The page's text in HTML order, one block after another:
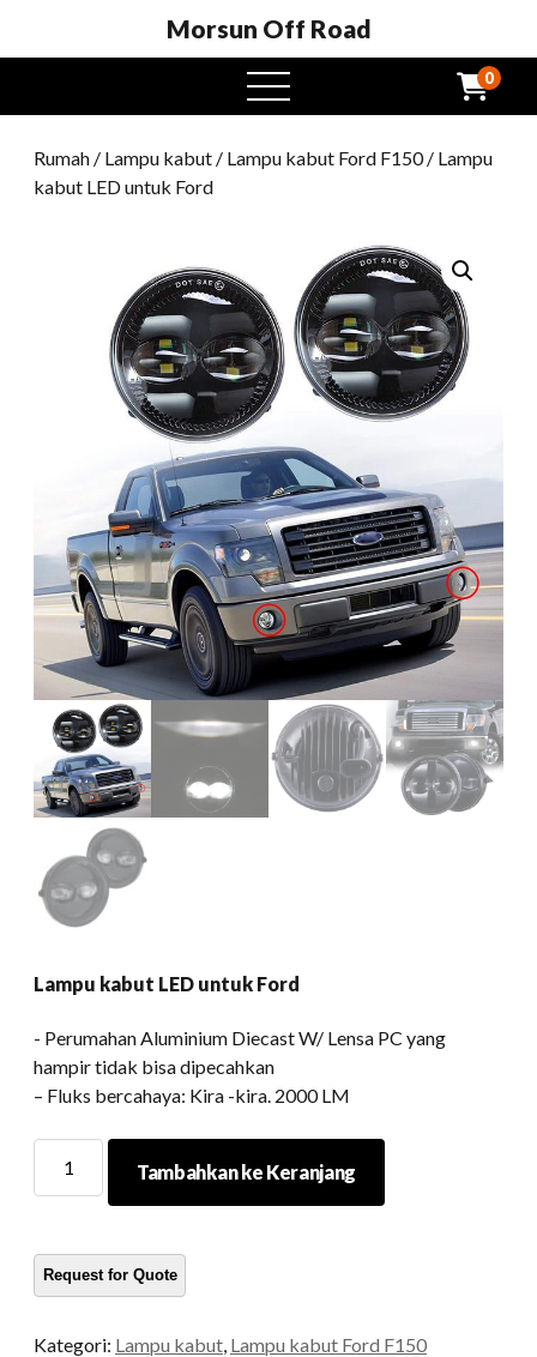
Morsun Off Road
Buka
menu
0
Rumah / Lampu kabut / Lampu kabut Ford F150/ Lampu
kabut LED untuk Ford
Lampu kabut LED untuk Ford
​- Perumahan Aluminium Diecast W/ Lensa PC yang
hampir tidak bisa dipecahkan
– Fluks bercahaya: Kira -kira. 2000 LM
kabut
Ford
kuantitas
Tambahkan ke Keranjang
Kategori: Lampu kabut Lampu kabut Ford F150